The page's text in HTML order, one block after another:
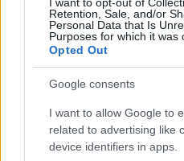
Retention, Sale, and/or
Personal Data that Is
Purposes for which it was
Opted Out
Google consents
I want to allow Google to
related to advertising like
device identifiers in apps.
mesuradas. En la
claridad científica
escritas a mano.